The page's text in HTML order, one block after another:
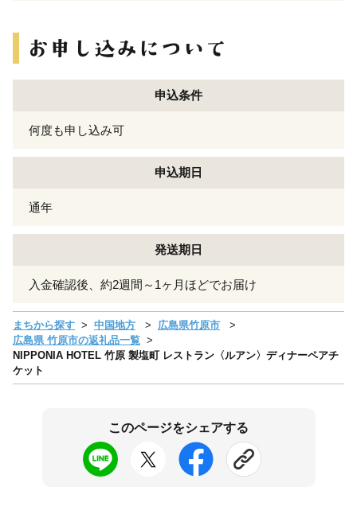
申込条件
何度も申し込み可
申込期日
通年
発送期日
入金確認後、約2週間～1ヶ月ほどでお届け
まちから探す 中国地方
広島県竹原市
広島県 竹原市の返礼品一覧
NIPPONIA HOTEL 竹原 製塩町 レストラン〈ルアン〉ディナーペアチ
ケット
このページをシェアする